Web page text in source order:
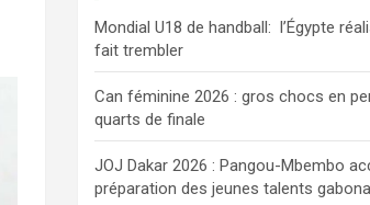
r
c
h
e
r
Mondial U18 de handball: l’Égypte
fait trembler
Can féminine 2026 : gros chocs en
quarts de finale
JOJ Dakar 2026 : Pangou-Mbembo
préparation des jeunes talents